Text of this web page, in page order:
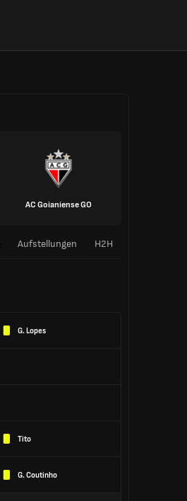
AC Goianiense GO
Aufstellungen H2H
G. Lopes
Tito
G. Coutinho